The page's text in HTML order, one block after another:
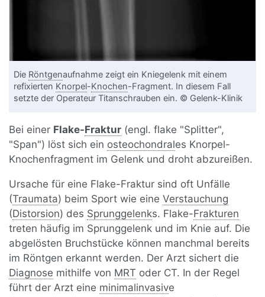
Die Röntgenaufnahme zeigt ein Kniegelenk mit einem
refixierten Knorpel-Knochen-Fragment. In diesem Fall
setzte der Operateur Titanschrauben ein. © Gelenk-Klinik
Bei einer Flake-Fraktur (engl. flake "Splitter",
"Span") löst sich ein osteochondrales Knorpel-
Knochenfragment im Gelenk und droht abzureißen.
Ursache für eine Flake-Fraktur sind oft Unfälle
(Traumata) beim Sport wie eineVerstauchung
(Distorsion) des Sprunggelenks. Flake-Frakturen
treten häufig im Sprunggelenk und im Knie auf. Die
abgelösten Bruchstücke können manchmal bereits
im Röntgen erkannt werden. Der Arzt sichert die
Diagnose mithilfe von MRT oder CT. In der Regel
führt der Arzt eine minimalinvasive